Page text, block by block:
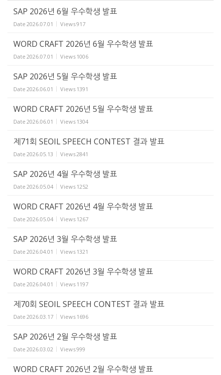
SAP 2026년 6월 우수학생 발표
Date 2026.07.01 Views917
WORD CRAFT 2026년 6월 우수학생 발표
Date 2026.07.01 Views 1006
SAP 2026년 5월 우수학생 발표
Date 2026.06.01 Views 1391
WORD CRAFT 2026년 5월 우수학생 발표
Date 2026.06.01 Views 1304
제71회 SEOIL SPEECH CONTEST 결과 발표
Date 2026.05.13 Views2841
SAP 2026년 4월 우수학생 발표
Date 2026.05.04 Views 1252
WORD CRAFT 2026년 4월 우수학생 발표
Date 2026.05.04 Views 1267
SAP 2026년 3월 우수학생 발표
Date 2026.04.01 Views 1321
WORD CRAFT 2026년 3월 우수학생 발표
Date 2026.04.01 Views 1197
제70회 SEOIL SPEECH CONTEST 결과 발표
Date 2026.03.17 Views 1696
SAP 2026년 2월 우수학생 발표
Date 2026.03.02 Views999
WORD CRAFT 2026년 2월 우수학생 발표